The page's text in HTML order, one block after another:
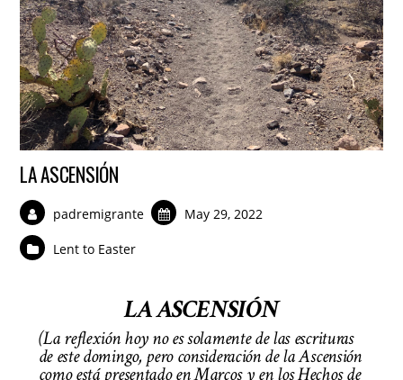
LA ASCENSIÓN
padremigrante May 29, 2022
Lent to Easter
LA ASCENSIÓN
(La reflexión hoy no es solamente de las escrituras
de este domingo, pero consideración de la Ascensión
como está presentado en Marcos y en los Hechos de